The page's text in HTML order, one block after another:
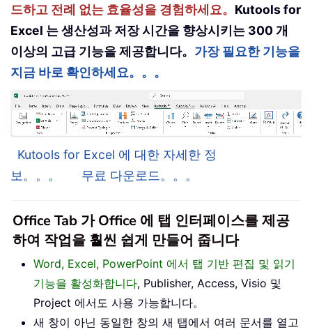
드하고 전례 없는 효율성을 경험하세요。 Kutools for
Excel 는 생산성과 저장 시간을 향상시키는 300 개
이상의 고급 기능을 제공합니다。 가장 필요한 기능을
지금 바로 확인하세요。。。
Kutools for Excel 에 대한 자세한 정
보。。。
무료 다운로드。。。
Office Tab 가 Office 에 탭 인터페이스를 제공
하여 작업을 훨씬 쉽게 만들어 줍니다
Word, Excel, PowerPoint 에서 탭 기반 편집 및 읽기
기능을 활성화합니다, Publisher, Access, Visio 및
Project 에서도 사용 가능합니다。
새 창이 아닌 동일한 창의 새 탭에서 여러 문서를 열고